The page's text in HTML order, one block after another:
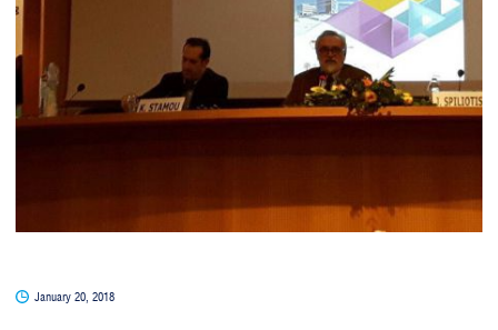
January 20, 2018